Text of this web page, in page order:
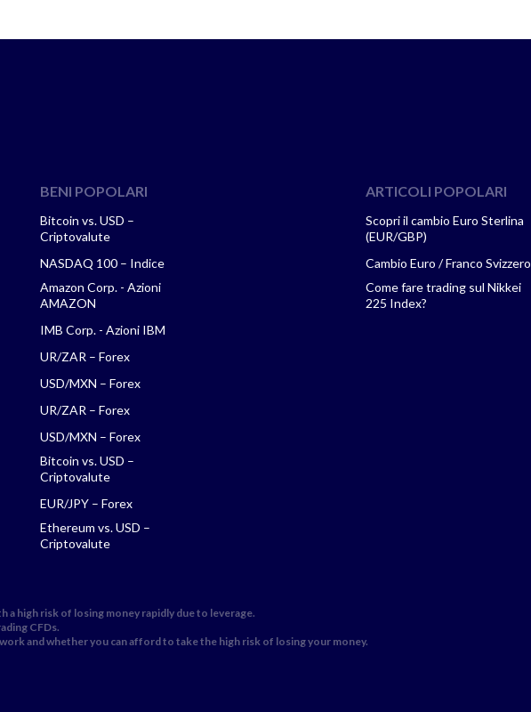
BENI POPOLARI
Bitcoin vs. USD –
Criptovalute
NASDAQ 100 – Indice
Amazon Corp. - Azioni
AMAZON
IMB Corp. - Azioni IBM
UR/ZAR – Forex
USD/MXN – Forex
UR/ZAR – Forex
USD/MXN – Forex
Bitcoin vs. USD –
Criptovalute
EUR/JPY – Forex
Ethereum vs. USD –
Criptovalute
ARTICOLI POPOLARI
Scopri il cambio Euro Sterlina
(EUR/GBP)
Cambio Euro / Franco Svizzero
Come fare trading sul Nikkei
225 Index?
a high risk of losing money rapidly due to leverage.
CFDs.
and whether you can afford to take the high risk of losing your money.